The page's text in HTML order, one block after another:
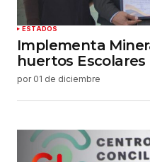
ESTADOS
Implementa
huertos Escolares
por 01 de diciembre